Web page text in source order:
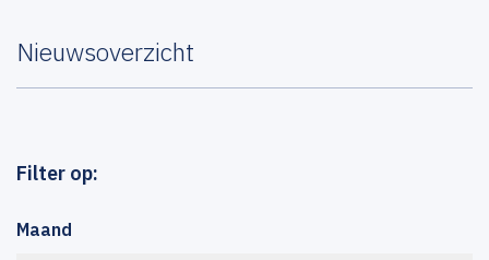
Nieuwsoverzicht
Filter op:
Maand